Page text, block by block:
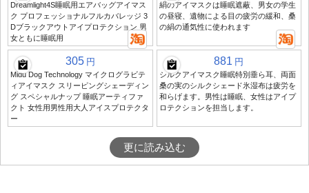
Dreamlight4S睡眠用エアバッグアイマス
ク プロフェッショナルフルカバレッジ 3
Dブラックアウトアイプロテクション 男
女ともに睡眠用
絹のアイマスクは睡眠遮蔽、男女の学生
の昼寝、遺物による目の疲労の緩和、桑
の絹の通気性に使われます
305 円
Midu Dog Technology マイクログラビテ
ィアイマスク スリーピングシェーディン
グ スペシャルナップ 睡眠アーティファ
クト 女性用男性用大人アイスプロテクタ
ー
881 円
シルクアイマスク睡眠特別垂ら耳、両面
桑の実のシルクシェード氷湿布は疲労を
和らげます。男性は睡眠、女性はアイプ
ロテクションを担当します。
更に読み込む